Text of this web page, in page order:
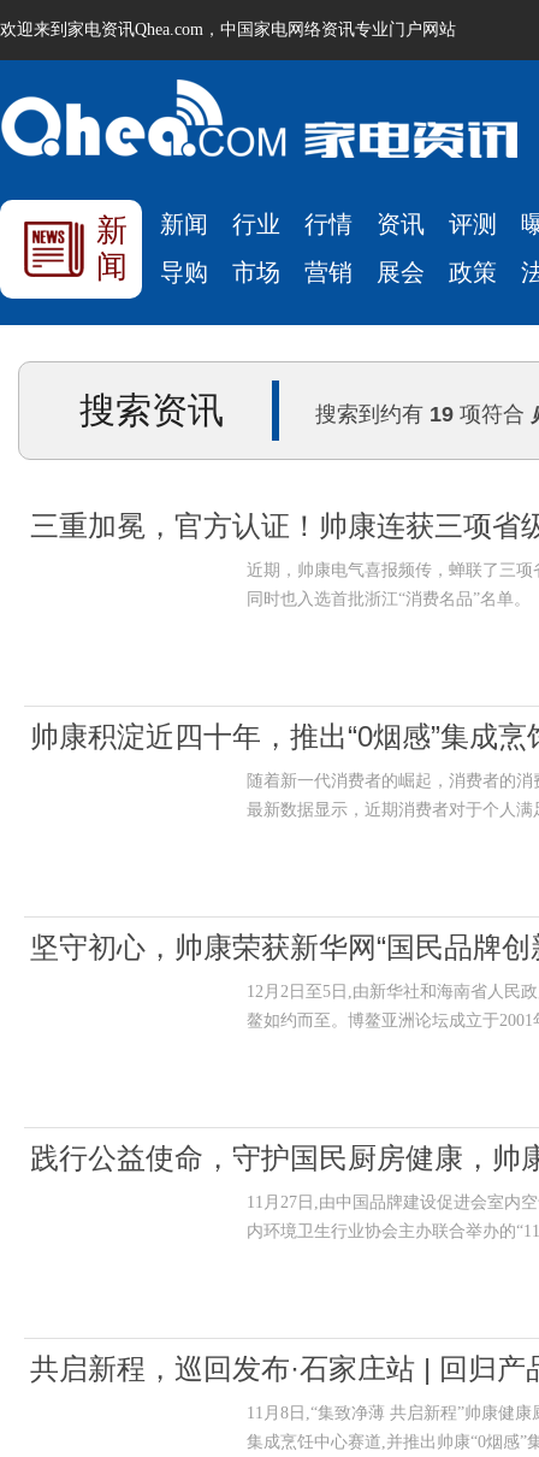
欢迎来到家电资讯Qhea.com，中国家电网络资讯专业门户网站
新
闻
新闻 行业 行情 资讯 评测
导购
市场 营销 展会 政策
搜索资讯 搜索到约有 19 项符合
三重加冕，官方认证！帅康连获三项省
近期，帅康电气喜报频传，蝉联了三项
同时也入选首批浙江“消费名品”名单。
帅康积淀近四十年，推出“0烟感”集成烹
随着新一代消费者的崛起，消费者的
最新数据显示，近期消费者对于个人
坚守初心，帅康荣获新华网“国民品牌
12月2日至5日,由新华社和海南省人民
鳌如约而至。博鳌亚洲论坛成立于
践行公益使命，守护国民厨房健康，帅
11月27日,由中国品牌建设促进会室内
内环境卫生行业协会主办联合举办的
共启新程，巡回发布·石家庄站 | 回归
11月8日,“集致净薄 共启新程”帅康健
集成烹饪中心赛道,并推出帅康“0烟感